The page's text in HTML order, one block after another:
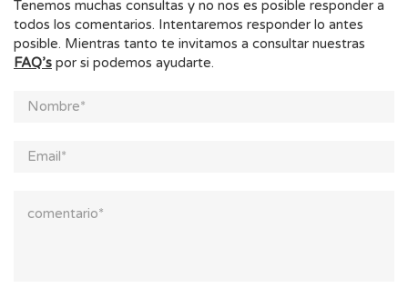
Tenemos muchas consultas y no nos es posible responder a
todos los comentarios. Intentaremos responder lo antes
posible. Mientras tanto te invitamos a consultar nuestras
FAQ’s por si podemos ayudarte.